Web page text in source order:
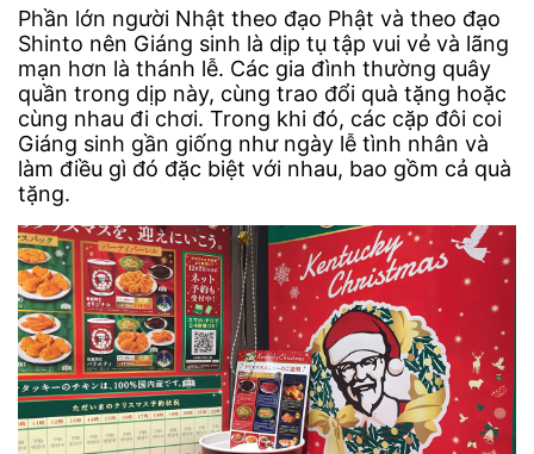
Phần lớn người Nhật theo đạo Phật và theo đạo
Shinto nên Giáng sinh là dịp tụ tập vui vẻ và lãng
mạn hơn là thánh lễ. Các gia đình thường quây
quần trong dịp này, cùng trao đổi quà tặng hoặc
cùng nhau đi chơi. Trong khi đó, các cặp đôi coi
Giáng sinh gần giống như ngày lễ tình nhân và
làm điều gì đó đặc biệt với nhau, bao gồm cả quà
tặng.